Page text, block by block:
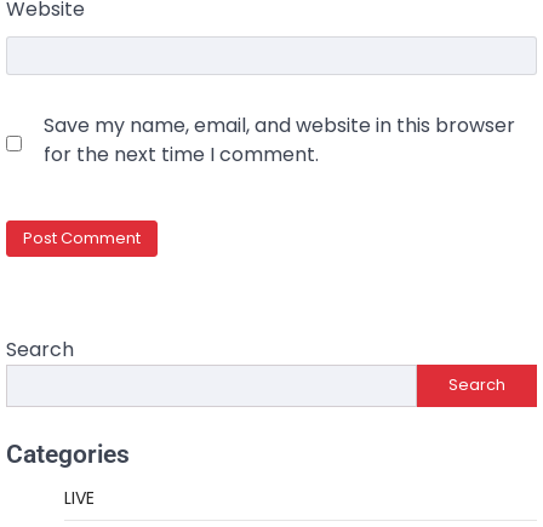
Website
Save my name, email, and website in this browser
for the next time I comment.
Search
Search
Categories
LIVE